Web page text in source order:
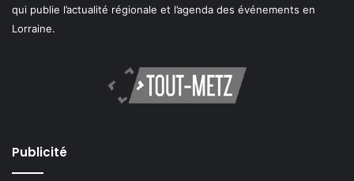
qui publie l’actualité régionale et l’agenda des événements en
Lorraine.
Publicité